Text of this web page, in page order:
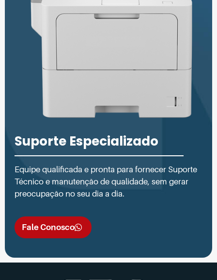
Suporte Especializado
Equipe qualificada e pronta para fornecer Suporte
Técnico e manutenção de qualidade, sem gerar
preocupação no seu dia a dia.
Fale Conosco